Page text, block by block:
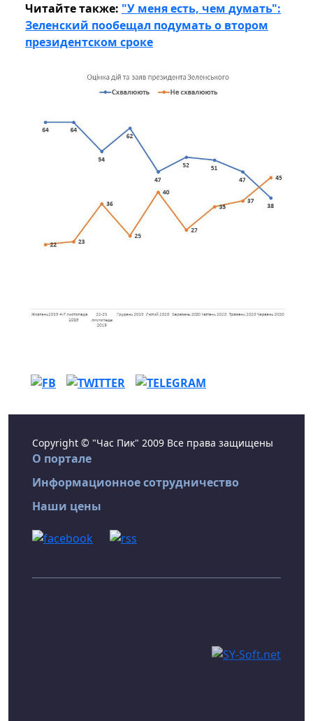
Читайте также: "У меня есть, чем думать":
Зеленский пообещал подумать о втором
президентском сроке
Copyright © "Час Пик" 2009 Все права защищены
О портале
Информационное сотрудничество
Наши цены